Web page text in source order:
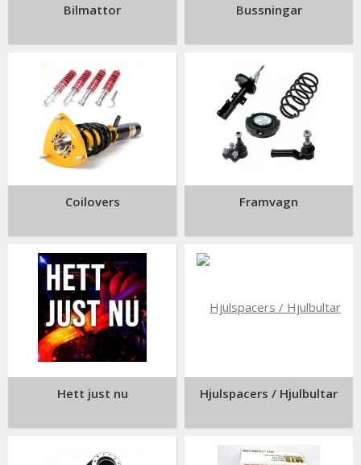
Bilmattor Bussningar
Coilovers Framvagn
Hett just nu Hjulspacers / Hjulbultar